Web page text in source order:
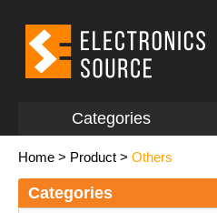
Categories
Home > Product > Others
Categories